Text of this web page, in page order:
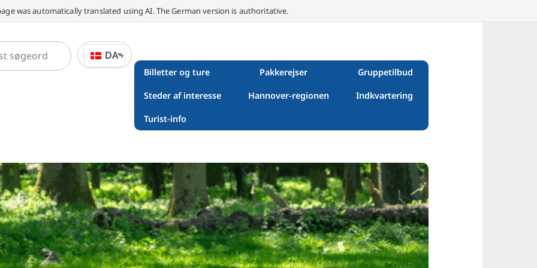
was automatically translated using AI. The German version is authoritative.
DA
Billetter og ture Pakkerejser Gruppetilbud
Steder af interesse Hannover-regionen Indkvartering
Turist-info